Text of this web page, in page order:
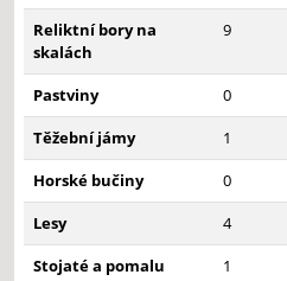
Reliktní bory na
skalách
9
Pastviny 0
Těžební jámy
1
Horské bučiny
0
Lesy
4
Stojaté a pomalu
1